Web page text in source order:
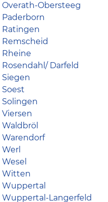
Overath-Obersteeg
Paderborn
Ratingen
Remscheid
Rheine
Rosendahl/ Darfeld
Siegen
Soest
Solingen
Viersen
Waldbröl
Warendorf
Werl
Wesel
Witten
Wuppertal
Wuppertal-Langerfeld